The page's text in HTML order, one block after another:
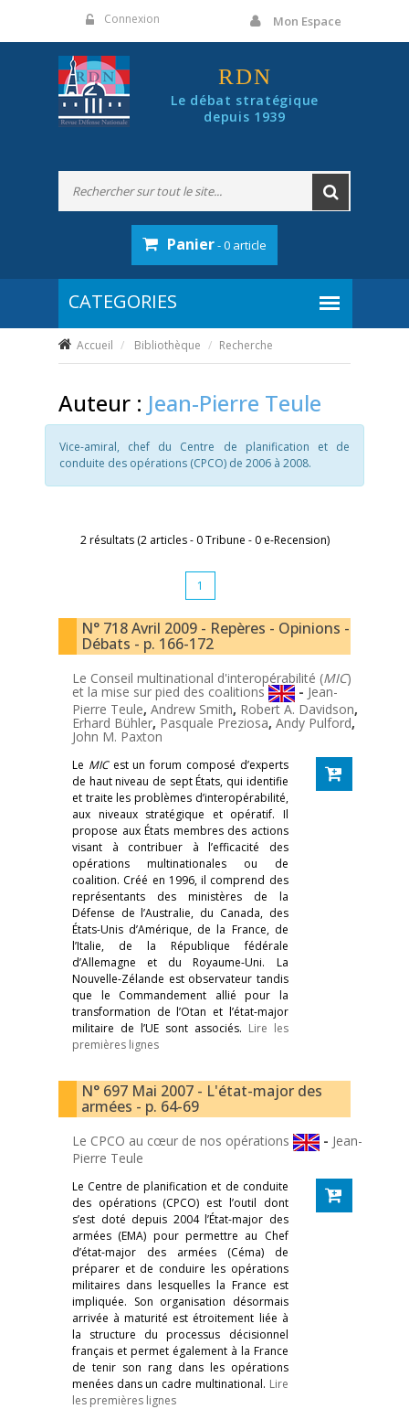
Connexion Mon Espace
RDN
Le débat stratégique
depuis 1939
Panier- 0 article
Accueil Bibliothèque Recherche
Auteur : Jean-Pierre Teule
Vice-amiral, chef du Centre de planification et de
conduite des opérations (CPCO) de 2006 à 2008.
2 résultats (2 articles - 0 Tribune - 0 e-Recension)
1
N° 718 Avril 2009 - Repères - Opinions -
Débats - p. 166-172
Le Conseil multinational d'interopérabilité (MIC)
et la mise sur pied des coalitions
- Jean-
Pierre Teule, Andrew Smith, Robert A. Davidson,
Erhard Bühler, Pasquale Preziosa, Andy Pulford,
John M. Paxton
Le MIC est un forum composé d’experts
de haut niveau de sept États, qui identifie
et traite les problèmes d’interopérabilité,
aux niveaux stratégique et opératif. Il
propose aux États membres des actions
visant à contribuer à l’efficacité des
opérations multinationales ou de
coalition. Créé en 1996, il comprend des
représentants des ministères de la
Défense de l’Australie, du Canada, des
États-Unis d’Amérique, de la France, de
l’Italie, de la République fédérale
d’Allemagne et du Royaume-Uni. La
Nouvelle-Zélande est observateur tandis
que le Commandement allié pour la
transformation de l’Otan et l’état-major
militaire de l’UE sont associés. Lire les
premières lignes
N° 697 Mai 2007 - L'état-major des
armées - p. 64-69
Le CPCO au cœur de nos opérations - Jean-
Pierre Teule
Le Centre de planification et de conduite
des opérations (CPCO) est l’outil dont
s’est doté depuis 2004 l’État-major des
armées (EMA) pour permettre au Chef
d’état-major des armées (Céma) de
préparer et de conduire les opérations
militaires dans lesquelles la France est
impliquée. Son organisation désormais
arrivée à maturité est étroitement liée à
la structure du processus décisionnel
français et permet également à la France
de tenir son rang dans les opérations
menées dans un cadre multinational. Lire
les premières lignes